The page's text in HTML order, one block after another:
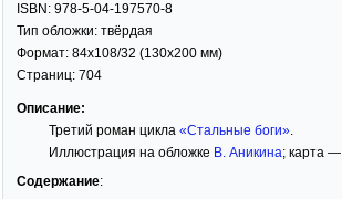
ISBN: 978-5-04-197570-8
Тип обложки: твёрдая
Формат: 84x108/32 (130x200 мм)
Страниц: 704
Описание:
Третий роман цикла «Стальные боги».
Иллюстрация на обложке В. Аникина; карта —
Содержание: